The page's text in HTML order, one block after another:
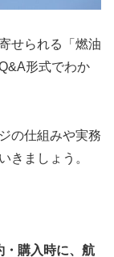
せられる「燃油
形式でわか
の仕組みや実務
きましょう。
・購入時に、航